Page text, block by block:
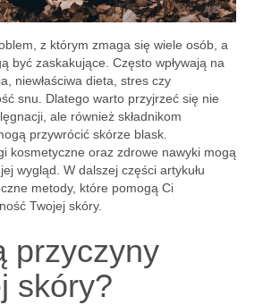
z którym zmaga się wiele osób, a
być zaskakujące. Często wpływają na
niewłaściwa dieta, stres czy
snu. Dlatego warto przyjrzeć się nie
ale również składnikom
przywrócić skórze blask.
kosmetyczne oraz zdrowe nawyki mogą
wygląd. W dalszej części artykułu
metody, które pomogą Ci
Twojej skóry.
przyczyny
skóry?